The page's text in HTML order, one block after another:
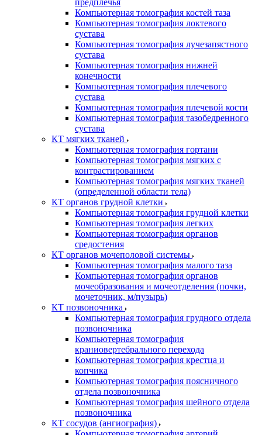
предплечья
Компьютерная томография костей таза
Компьютерная томография локтевого
сустава
Компьютерная томография лучезапястного
сустава
Компьютерная томография нижней
конечности
Компьютерная томография плечевого
сустава
Компьютерная томография плечевой кости
Компьютерная томография тазобедренного
сустава
КТ мягких тканей
Компьютерная томография гортани
Компьютерная томография мягких с
контрастированием
Компьютерная томография мягких тканей
(определенной области тела)
КТ органов грудной клетки
Компьютерная томография грудной клетки
Компьютерная томография легких
Компьютерная томография органов
средостения
КТ органов мочеполовой системы
Компьютерная томография малого таза
Компьютерная томография органов
мочеобразования и мочеотделения (почки,
мочеточник, м/пузырь)
КТ позвоночника
Компьютерная томография грудного отдела
позвоночника
Компьютерная томография
краниовертебрального перехода
Компьютерная томография крестца и
копчика
Компьютерная томография поясничного
отдела позвоночника
Компьютерная томография шейного отдела
позвоночника
КТ сосудов (ангиография)